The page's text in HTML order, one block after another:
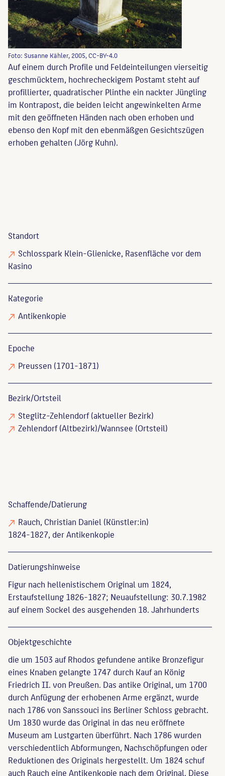
Foto: Susanne Kähler, 2005, CC-BY-4.0
Auf einem durch Profile und Feldeinteilungen vierseitig
geschmücktem, hochrecheckigem Postamt steht auf
profillierter, quadratischer Plinthe ein nackter Jüngling
im Kontrapost, die beiden leicht angewinkelten Arme
mit den geöffneten Händen nach oben erhoben und
ebenso den Kopf mit den ebenmäßgen Gesichtszügen
erhoben gehalten (Jörg Kuhn).
Standort
Schlosspark Klein-Glienicke, Rasenfläche vor dem
Kasino
Kategorie
Antikenkopie
Epoche
Preussen (1701-1871)
Bezirk/Ortsteil
Steglitz-Zehlendorf (aktueller Bezirk)
Zehlendorf (Altbezirk)/Wannsee (Ortsteil)
Schaffende/Datierung
Rauch, Christian Daniel(Künstler:in)
1824-1827, der Antikenkopie
Datierungs­hinweise
Figur nach hellenistischem Original um 1824,
Erstaufstellung 1826-1827; Neuaufstellung: 30.7.1982
auf einem Sockel des ausgehenden 18. Jahrhunderts
Objekt­geschichte
die um 1503 auf Rhodos gefundene antike Bronzefigur
eines Knaben gelangte 1747 durch Kauf an König
Friedrich II. von Preußen. Das antike Original, um 1700
durch Anfügung der erhobenen Arme ergänzt, wurde
nach 1786 von Sanssouci ins Berliner Schloss gebracht.
Um 1830 wurde das Original in das neu eröffnete
Museum am Lustgarten überführt. Nach 1786 wurden
verschiedentlich Abformungen, Nachschöpfungen oder
Reduktionen des Originals hergestellt. Um 1824 schuf
auch Rauch eine Antikenkopie nach dem Original. Diese